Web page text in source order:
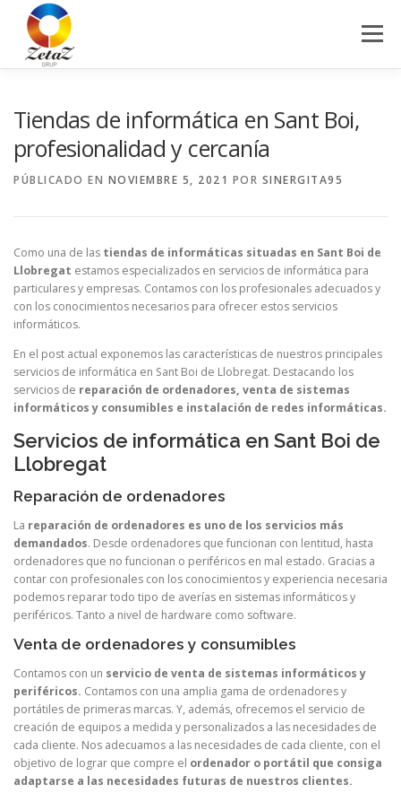
contenido
Menú
Tiendas de informática en Sant Boi,
profesionalidad y cercanía
PÚBLICADO EN NOVIEMBRE 5, 2021 POR SINERGITA95
Como una de las tiendas de informáticas situadas en Sant Boi de
Llobregat estamos especializados en servicios de informática para
particulares y empresas. Contamos con los profesionales adecuados y
con los conocimientos necesarios para ofrecer estos servicios
informáticos.
En el post actual exponemos las características de nuestros principales
servicios de informática en Sant Boi de Llobregat. Destacando los
servicios de reparación de ordenadores, venta de sistemas
informáticos y consumibles e instalación de redes informáticas.
Servicios de informática en Sant Boi de
Llobregat
Reparación de ordenadores
La reparación de ordenadores es uno de los servicios más
demandados. Desde ordenadores que funcionan con lentitud, hasta
ordenadores que no funcionan o periféricos en mal estado. Gracias a
contar con profesionales con los conocimientos y experiencia necesaria
podemos reparar todo tipo de averías en sistemas informáticos y
periféricos. Tanto a nivel de hardware como software.
Venta de ordenadores y consumibles
Contamos con un servicio de venta de sistemas informáticos y
periféricos. Contamos con una amplia gama de ordenadores y
portátiles de primeras marcas. Y, además, ofrecemos el servicio de
creación de equipos a medida y personalizados a las necesidades de
cada cliente. Nos adecuamos a las necesidades de cada cliente, con el
objetivo de lograr que compre el ordenador o portátil que consiga
adaptarse a las necesidades futuras de nuestros clientes.